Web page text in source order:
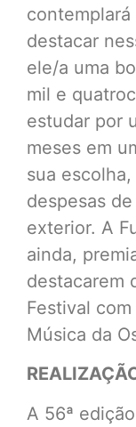
destacar
ele/a uma
mil e
estudar por
meses em
sua
despesas
exterior. A
ainda,
destacarem
Festival
Música da
A 56ª